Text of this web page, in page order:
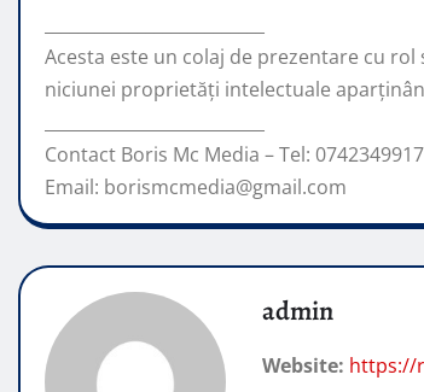
Acesta este un colaj de prezentare cu
niciunei proprietăți intelectuale
Contact Boris Mc Media – Tel: 0742349917
Email: borismcmedia@gmail.com
admin
Website: https://